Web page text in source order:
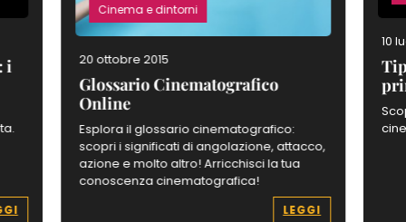
i
Cinema e dintorni
20 ottobre 2015
Glossario Cinematografico
Online
Esplora il glossario cinematografico:
scopri i significati di angolazione, attacco,
azione e molto altro! Arricchisci la tua
conoscenza cinematografica!
LEGGI
10